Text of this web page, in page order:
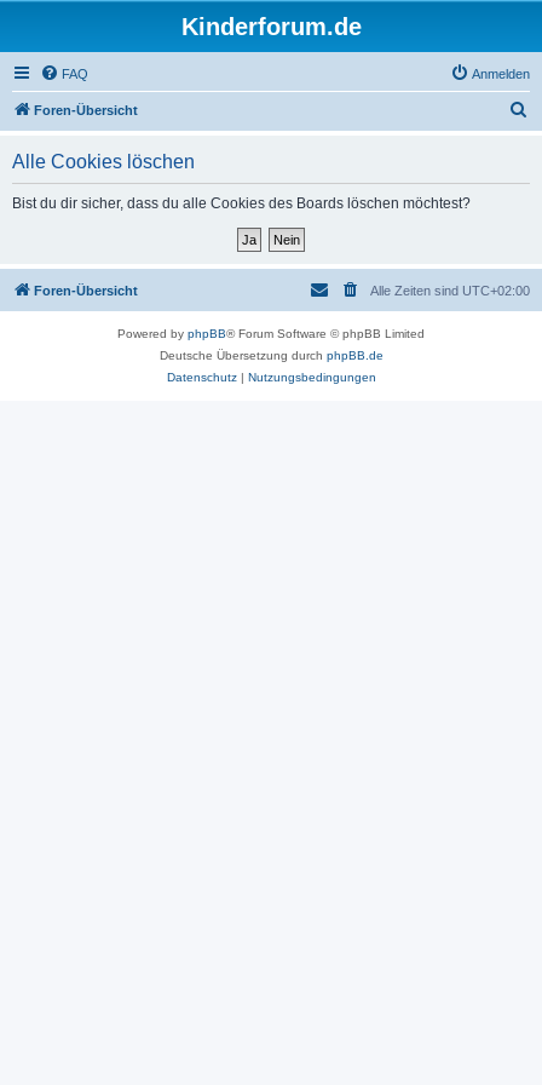
Kinderforum.de
FAQ Anmelden
Foren-Übersicht
Alle Cookies löschen
Bist du dir sicher, dass du alle Cookies des Boards löschen möchtest?
Foren-Übersicht Alle Zeiten sind UTC+02:00
Powered by phpBB® Forum Software © phpBB Limited
Deutsche Übersetzung durch phpBB.de
Datenschutz| Nutzungsbedingungen